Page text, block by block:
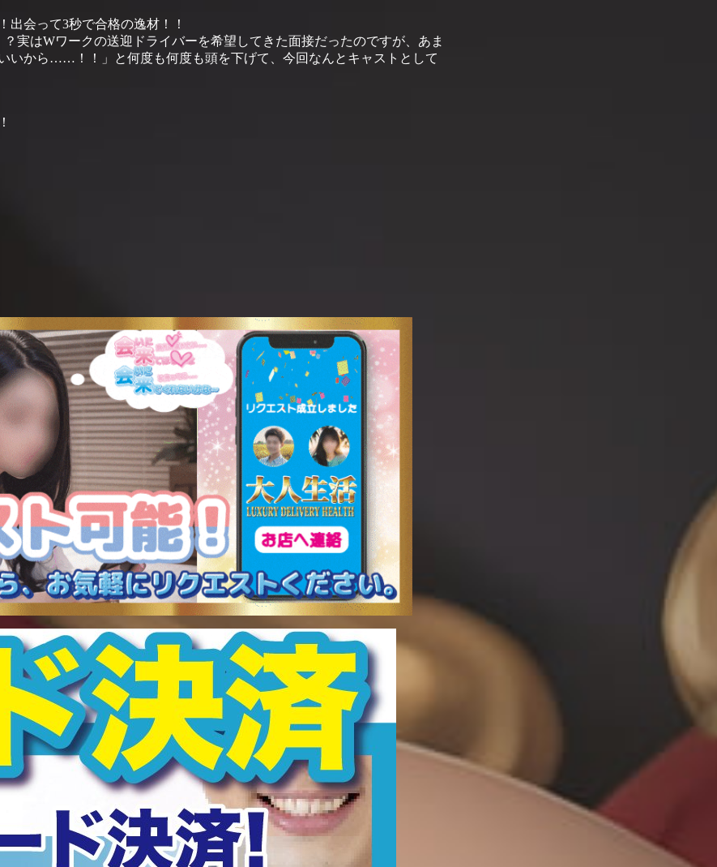
出会って3秒で合格の逸材！！
実はWワークの送迎ドライバーを希望してきた面接だったのですが、あま
いから……！！」と何度も何度も頭を下げて、今回なんとキャストとして